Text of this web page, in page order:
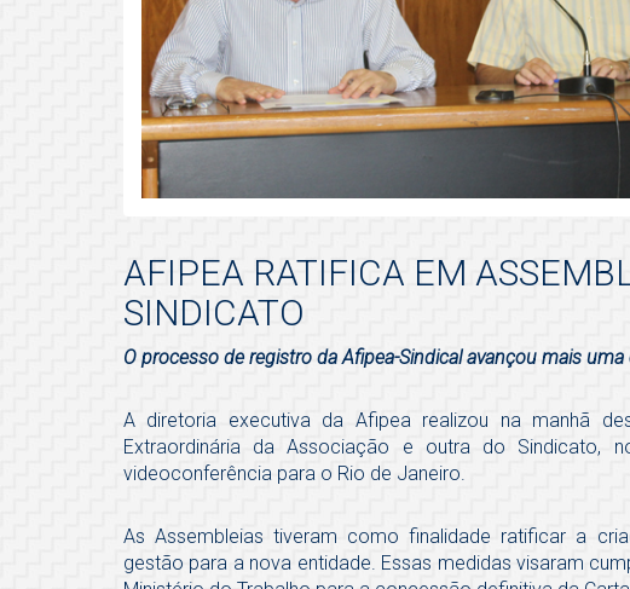
AFIPEA RATIFICA EM
SINDICATO
O processo de registro da Afipea-Sindical avançou mais
A diretoria executiva da Afipea realizou na manhã
Extraordinária da Associação e outra do Sindicato,
videoconferência para o Rio de Janeiro.
As Assembleias tiveram como finalidade ratificar a
gestão para a nova entidade. Essas medidas visaram